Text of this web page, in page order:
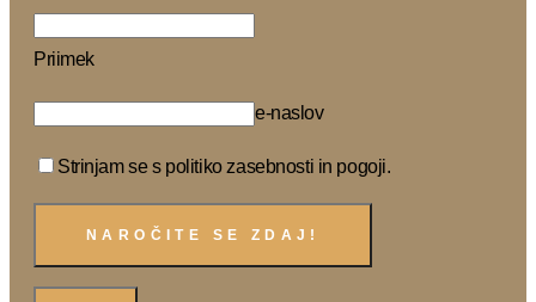
Priimek
e-naslov
Strinjam se s politiko zasebnosti in pogoji.